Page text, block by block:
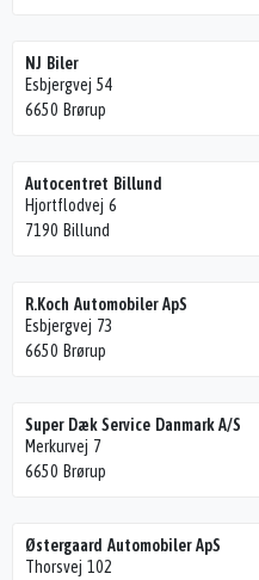
NJ Biler
Esbjergvej 54
6650 Brørup
Autocentret Billund
Hjortflodvej 6
7190 Billund
R.Koch Automobiler ApS
Esbjergvej 73
6650 Brørup
Super Dæk Service Danmark A/S
Merkurvej 7
6650 Brørup
Østergaard Automobiler ApS
Thorsvej 102